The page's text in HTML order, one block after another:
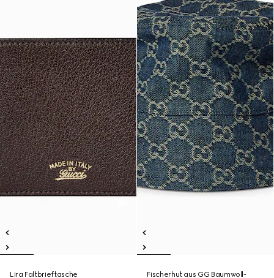
Lira Faltbrieftasche Fischerhut aus GG Baumwoll-